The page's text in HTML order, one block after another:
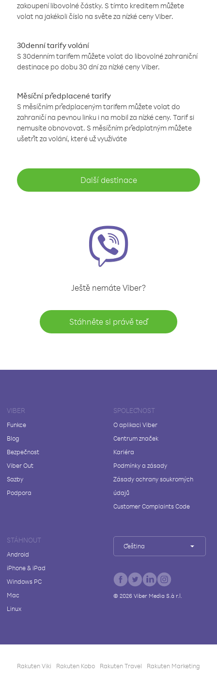
zakoupení libovolné částky. S tímto kreditem můžete
volat na jakékoli číslo na světe za nízké ceny Viber.
30denní tarify volání
S 30denním tarifem můžete volat do libovolné zahraniční
destinace po dobu 30 dní za nízké ceny Viber.
Měsíční předplacené tarify
S měsíčním předplaceným tarifem můžete volat do
zahraničí na pevnou linku i na mobil za nízké ceny. Tarif si
nemusíte obnovovat. S měsíčním předplatným můžete
ušetřit za volání, které už využíváte
Další destinace
Ještě nemáte Viber?
Stáhněte si právě teď
VIBER
Funkce
Blog
Bezpečnost
Viber Out
Sazby
Podpora
SPOLEČNOST
O aplikaci Viber
Centrum značek
Kariéra
Podmínky a zásady
Zásady ochrany soukromých
údajů
Customer Complaints Code
STÁHNOUT
Android
iPhone & iPad
Windows PC
Mac
Linux
Čeština
© 2026Viber Media S.à r.l.
Rakuten Viki Rakuten Kobo Rakuten Travel Rakuten Marketing